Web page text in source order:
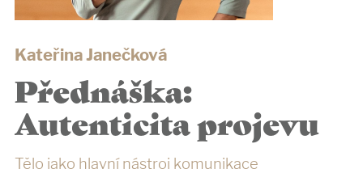
Kateřina Janečková
Přednáška:
Autenticita projevu
Tělo jako hlavní nástroj komunikace